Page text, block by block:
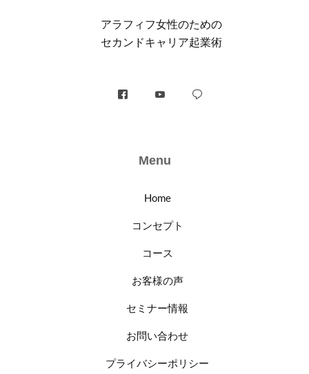
アラフィフ⼥性のための
セカンドキャリア起業術
Menu
Home
コンセプト
コース
お客様の声
セミナー情報
お問い合わせ
プライバシーポリシー